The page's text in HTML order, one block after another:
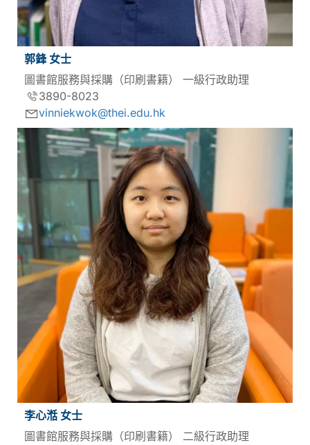
郭鋒 女士
圖書館服務與採購（印刷書籍） 一級行政助理
3890-8023
vinniekwok@thei.edu.hk
李心湉 女士
圖書館服務與採購（印刷書籍） 二級行政助理